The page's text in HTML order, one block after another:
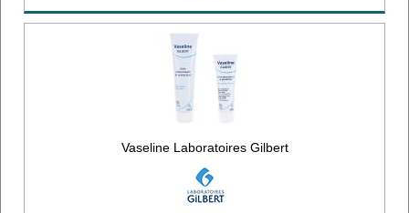
Vaseline Laboratoires Gilbert